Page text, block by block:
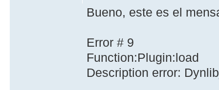
Bueno, este es el
Error # 9
Function:Plugin:load
Description error: